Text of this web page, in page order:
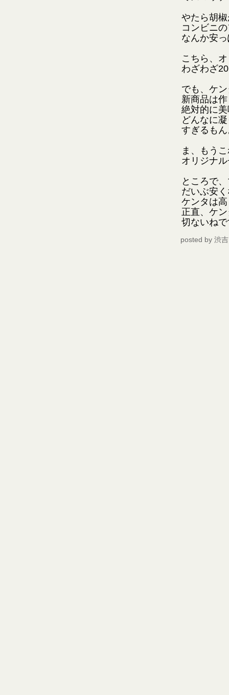
やたら胡
コンビニ
なんか安
こちら、
わざわざ
でも、ケ
新商品は
絶対的に
どんなに
すぎるも
ま、もう
オリジナ
ところで
だいぶ安
ケンタは
正直、ケ
切ないね
posted by 渋吉